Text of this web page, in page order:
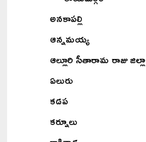
అనకాపల్లి
ఆన్నమయ్య
ఆల్లూరి సీతారామ రాజు జిల్లా
ఏలురు
కడప
కర్నూలు